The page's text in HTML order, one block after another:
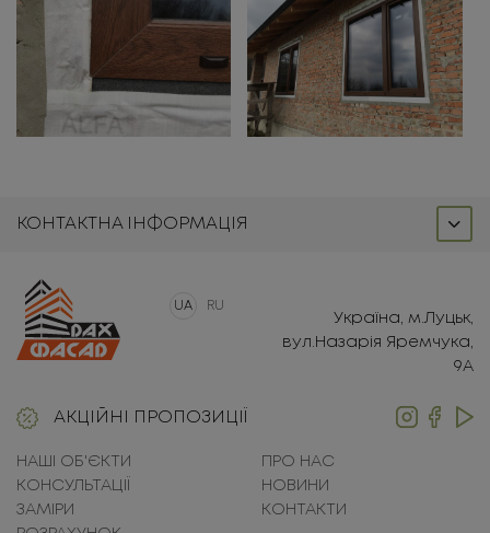
КОНТАКТНА ІНФОРМАЦІЯ
UA RU
Україна, м.Луцьк,
вул.Назарія Яремчука,
9А
АКЦІЙНІ ПРОПОЗИЦІЇ
НАШІ ОБ'ЄКТИ
КОНСУЛЬТАЦІЇ
ЗАМІРИ
ПРО НАС
НОВИНИ
КОНТАКТИ